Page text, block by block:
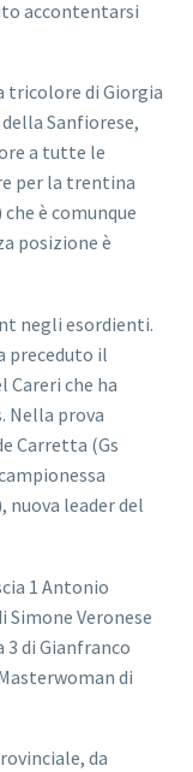
accontentarsi
tricolore di Giorgia
Sanfiorese,
a tutte le
per la trentina
è comunque
posizione è
negli esordienti.
preceduto il
Careri che ha
Nella prova
Carretta (Gs
leader del
1 Antonio
Simone Veronese
di Gianfranco
di
da